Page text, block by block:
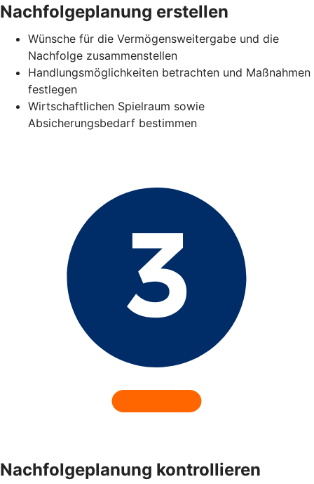
Nachfolgeplanung erstellen
Wünsche für die Vermögensweitergabe und die
Nachfolge zusammenstellen
Handlungsmöglichkeiten betrachten und Maßnahmen
festlegen
Wirtschaftlichen Spielraum sowie
Absicherungsbedarf bestimmen
Nachfolgeplanung kontrollieren